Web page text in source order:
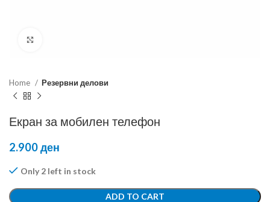
Home Резервни делови
Екран за мобилен телефон
2.900ден
Only 2 left in stock
ADD TO CART